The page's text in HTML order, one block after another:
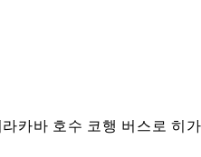
카바 호수 코행 버스로 히